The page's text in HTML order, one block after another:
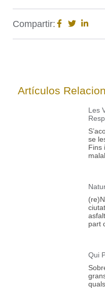
Compartir:
Artículos
Les
se
Fins
part
Qui